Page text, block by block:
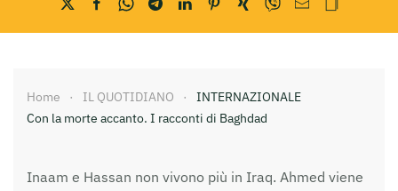
Home IL QUOTIDIANO
INTERNAZIONALE
Con la morte accanto. I racconti di Baghdad
Inaam e Hassan non vivono più in Iraq. Ahmed viene